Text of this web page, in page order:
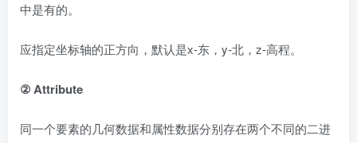
中是有的。
应指定坐标轴的正方向，默认是x-东，y-北，z-高程。
② Attribute
同一个要素的几何数据和属性数据分别存在两个不同的二进